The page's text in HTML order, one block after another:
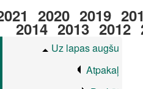
2020 2019
2014 2013 2012
Uz lapas augšu
Atpakaļ